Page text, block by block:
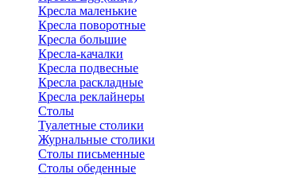
Кресла маленькие
Кресла поворотные
Кресла большие
Кресла-качалки
Кресла подвесные
Кресла раскладные
Кресла реклайнеры
Столы
Туалетные столики
Журнальные столики
Столы письменные
Столы обеденные